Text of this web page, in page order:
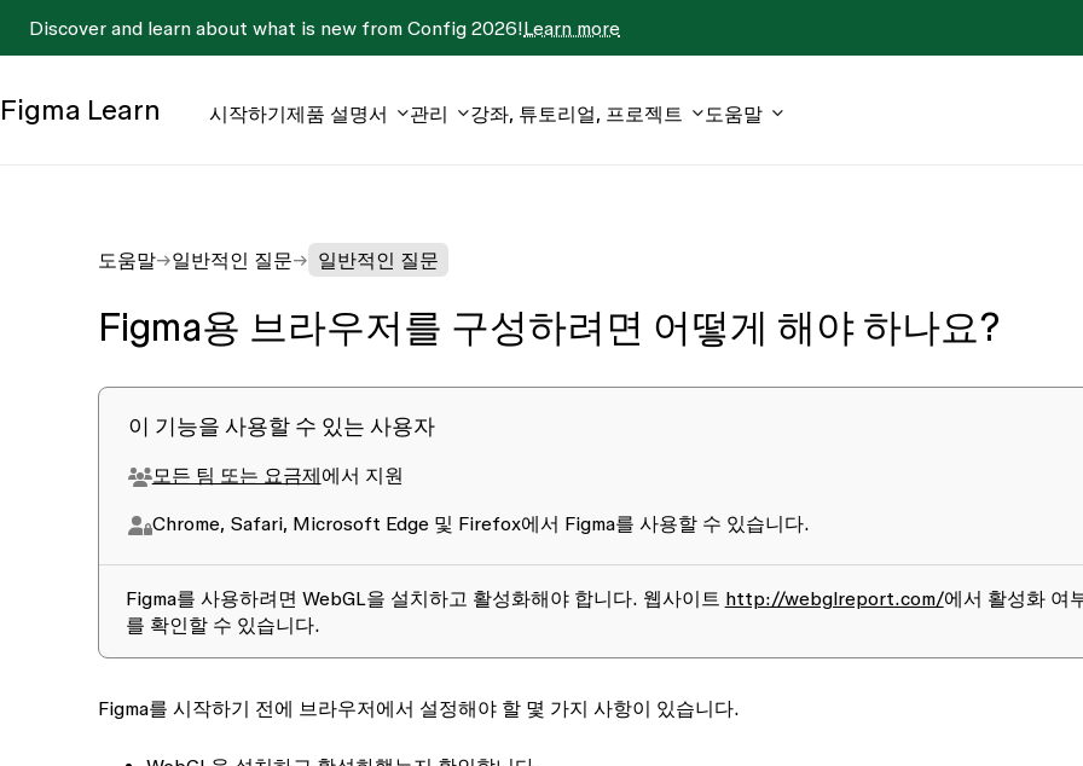
Discover and learn about what is new from Config 2026!Learn more
Figma Learn 시작하기제품 설명서 관리 강좌, 튜토리얼, 프로젝트 도움말
도움말 일반적인 질문 일반적인 질문
Figma용 브라우저를 구성하려면 어떻게 해야 하나요?
이 기능을 사용할 수 있는 사용자
모든 팀 또는 요금제에서 지원
Chrome, Safari, Microsoft Edge및 Firefox에서 Figma를 사용할 수 있습니다.
Figma를 사용하려면 WebGL을 설치하고 활성화해야 합니다. 웹사이트 http://webglreport.com/에서 활성화 여
를 확인할 수 있습니다.
Figma를 시작하기 전에 브라우저에서 설정해야 할 몇 가지 사항이 있습니다.